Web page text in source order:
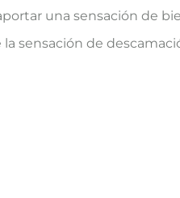
una sensación de
sensación de